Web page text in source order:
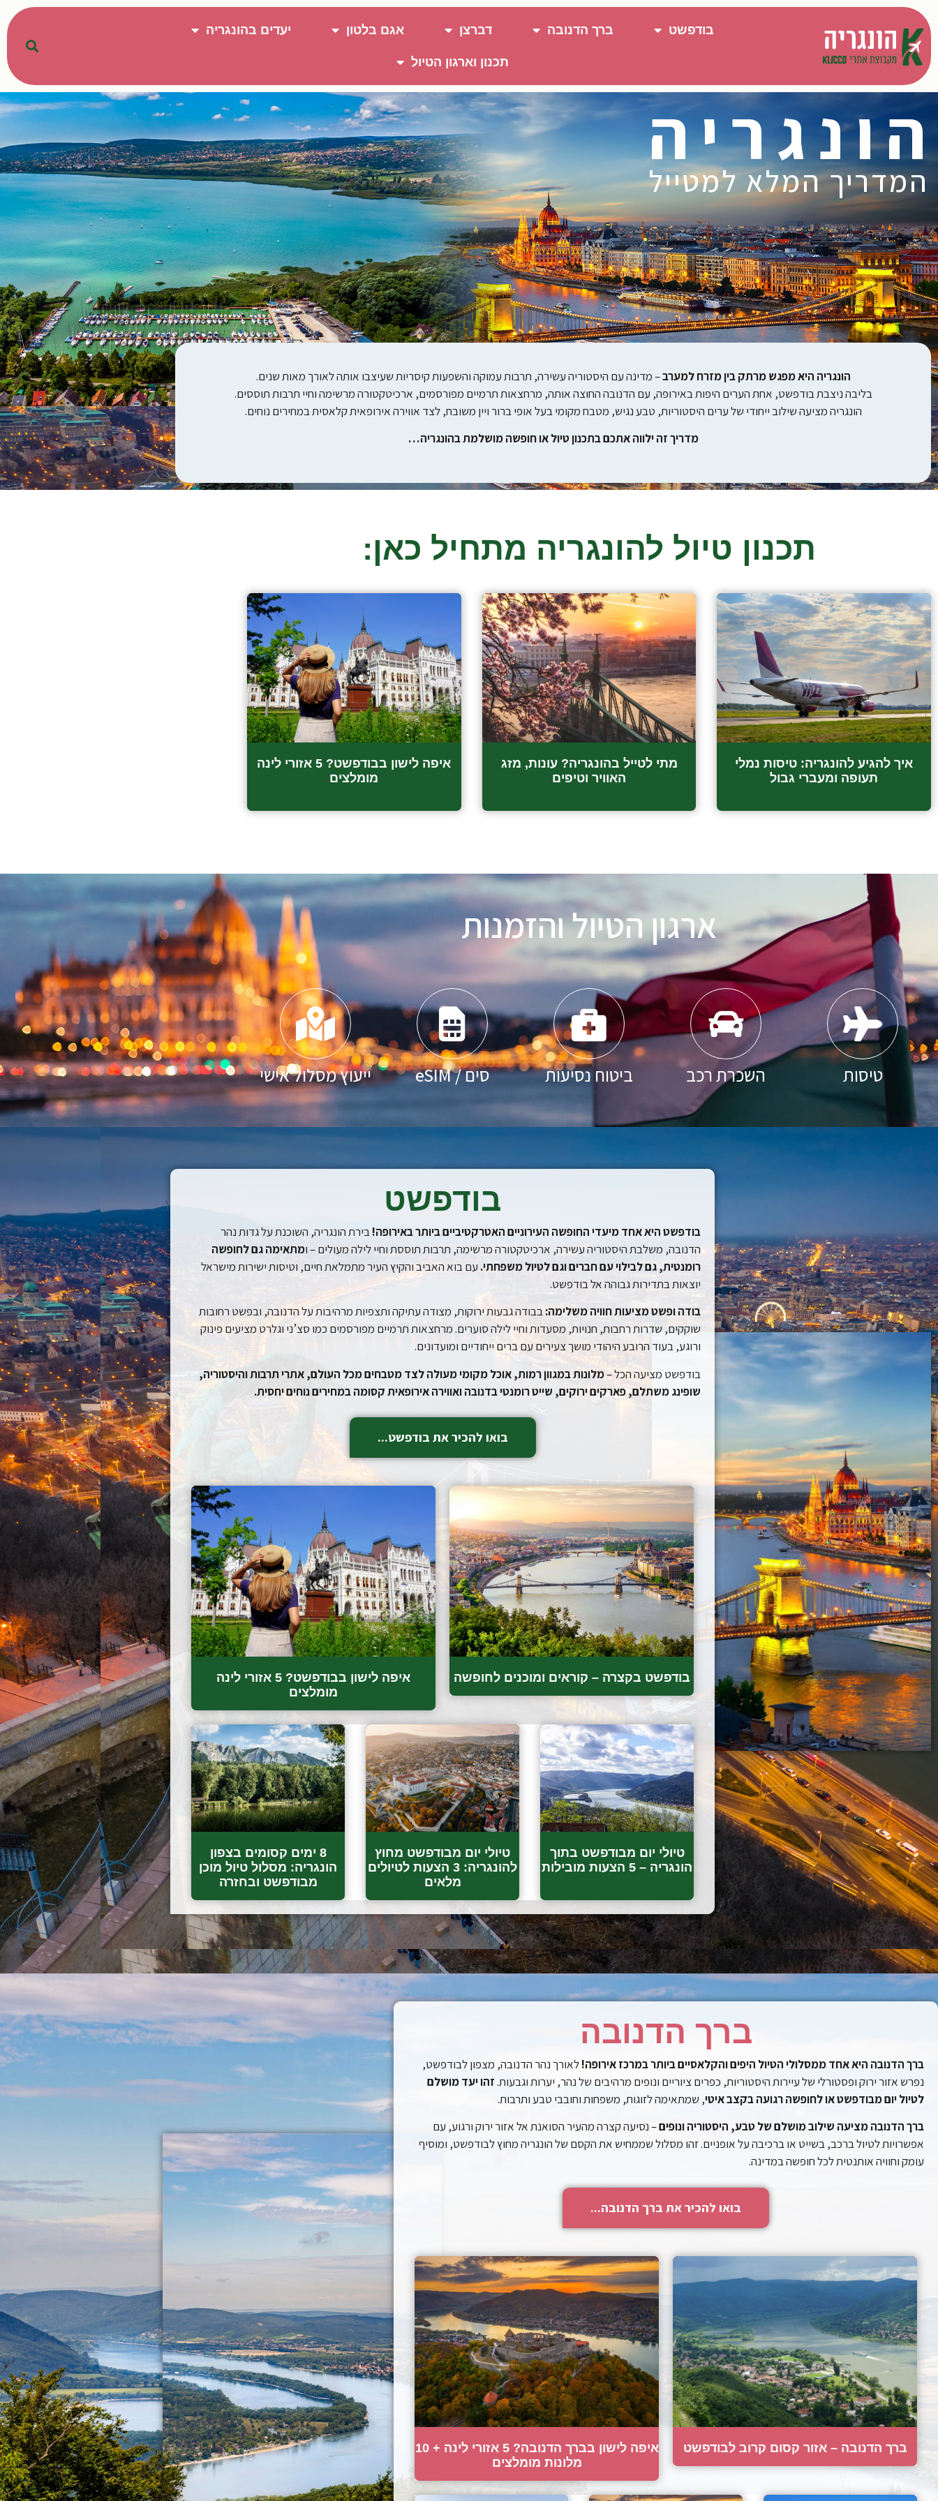
בודפשט ברך הדנובה דברצן אגם בלטון יעדים בהונגריה
תכנון וארגון הטיול
הונגריה
המדריך המלא למטייל
הונגריה היא מפגש מרתק בין מזרח למערב– מדינה עם היסטוריה עשירה, תרבות עמוקה והשפעות קיסריות שעיצבו אותה לאורך מאות שנים.
בליבה ניצבת בודפשט, אחת הערים היפות באירופה, עם הדנובה החוצה אותה, מרחצאות תרמיים מפורסמים, ארכיטקטורה מרשימה וחיי תרבות תוססים.
הונגריה מציעה שילוב ייחודי של ערים היסטוריות, טבע נגיש, מטבח מקומי בעל אופי ברור ויין משובח, לצד אווירה אירופאית קלאסית במחירים נוחים.
מדריך זה ילווה אתכם בתכנון טיול או חופשה מושלמת בהונגריה…
תכנון טיול להונגריה מתחיל כאן:
איך להגיע להונגריה: טיסות נמלי
תעופה ומעברי גבול
מתי לטייל בהונגריה? עונות, מזג
האוויר וטיפים
איפה לישון בבודפשט? 5 אזורי לינה
מומלצים
ארגון הטיול והזמנות
טיסות השכרת רכב ביטוח נסיעות סים / eSIM ייעוץ מסלול אישי
בודפשט
בודפשט היא אחד מיעדי החופשה העירוניים האטרקטיביים ביותר באירופה!בירת הונגריה, השוכנת על גדות נהר
הדנובה, משלבת היסטוריה עשירה, ארכיטקטורה מרשימה, תרבות תוססת וחיי לילה מעולים – ומתאימה גם לחופשה
רומנטית, גם לבילוי עם חברים וגם לטיול משפחתי. עם בוא האביב והקיץ העיר מתמלאת חיים, וטיסות ישירות מישראל
יוצאות בתדירות גבוהה אל בודפשט.
בודה ופשט מציעות חוויה משלימה:בבודה גבעות ירוקות, מצודה עתיקה ותצפיות מרהיבות על הדנובה, ובפשט רחובות
שוקקים, שדרות רחבות, חנויות, מסעדות וחיי לילה סוערים. מרחצאות תרמיים מפורסמים כמו סצ’ני וגלרט מציעים פינוק
ורוגע, בעוד הרובע היהודי מושך צעירים עם ברים ייחודיים ומועדונים.
בודפשט מציעה הכל –מלונות במגוון רמות, אוכל מקומי מעולה לצד מטבחים מכל העולם, אתרי תרבות והיסטוריה,
שופינג משתלם, פארקים ירוקים, שייט רומנטי בדנובה ואווירה אירופאית קסומה במחירים נוחים יחסית.
בואו להכיר את בודפשט...
בודפשט בקצרה – קוראים ומוכנים לחופשה
איפה לישון בבודפשט? 5 אזורי לינה
מומלצים
טיולי יום מבודפשט בתוך
הונגריה – 5 הצעות מובילות
טיולי יום מבודפשט מחוץ
להונגריה: 3 הצעות לטיולים
מלאים
8 ימים קסומים בצפון
הונגריה: מסלול טיול מוכן
מבודפשט ובחזרה
ברך הדנובה
ברך הדנובה היא אחד ממסלולי הטיול היפים והקלאסיים ביותר במרכז אירופה!לאורך נהר הדנובה, מצפון לבודפשט,
נפרש אזור ירוק ופסטורלי של עיירות היסטוריות, כפרים ציוריים ונופים מרהיבים של נהר, יערות וגבעות.זהו יעד מושלם
לטיול יום מבודפשט או לחופשה רגועה בקצב איטי, שמתאימה לזוגות, משפחות וחובבי טבע ותרבות.
ברך הדנובה מציעה שילוב מושלם של טבע, היסטוריה ונופים– נסיעה קצרה מהעיר הסואנת אל אזור ירוק ורגוע, עם
אפשרויות לטיול ברכב, בשייט או ברכיבה על אופניים. זהו מסלול שממחיש את הקסם של הונגריה מחוץ לבודפשט, ומוסיף
עומק וחוויה אותנטית לכל חופשה במדינה.
בואו להכיר את ברך הדנובה...
ברך הדנובה – אזור קסום קרוב לבודפשט
איפה לישון בברך הדנובה? 5 אזורי לינה + 10
מלונות מומלצים